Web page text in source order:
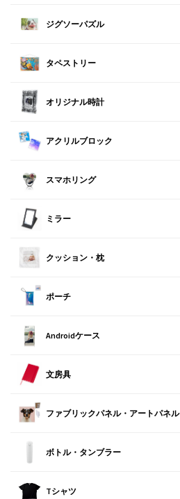
ジグソーパズル
タペストリー
オリジナル時計
アクリルブロック
スマホリング
ミラー
クッション・枕
ポーチ
Androidケース
文房具
ファブリックパネル・アートパネル
ボトル・タンブラー
Tシャツ